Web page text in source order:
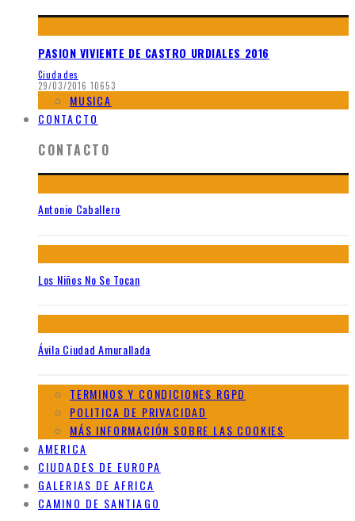
PASION VIVIENTE DE CASTRO URDIALES 2016
Ciudades
29/03/2016 10653
MUSICA
CONTACTO
CONTACTO
Antonio Caballero
Los Niños No Se Tocan
Ávila Ciudad Amurallada
TERMINOS Y CONDICIONES RGPD
POLITICA DE PRIVACIDAD
MÁS INFORMACIÓN SOBRE LAS COOKIES
AMERICA
CIUDADES DE EUROPA
GALERIAS DE AFRICA
CAMINO DE SANTIAGO